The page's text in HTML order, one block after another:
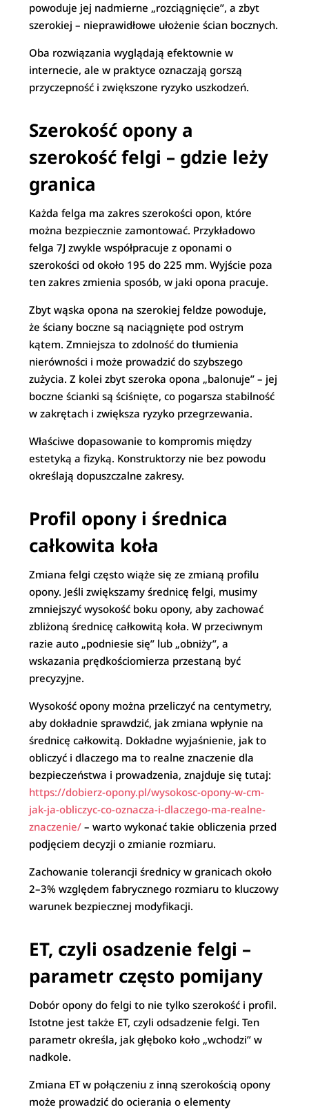
powoduje jej nadmierne „rozciągnięcie”, a zbyt
szerokiej – nieprawidłowe ułożenie ścian bocznych.
Oba rozwiązania wyglądają efektownie w
internecie, ale w praktyce oznaczają gorszą
przyczepność i zwiększone ryzyko uszkodzeń.
Szerokość opony a
szerokość felgi – gdzie leży
granica
Każda felga ma zakres szerokości opon, które
można bezpiecznie zamontować. Przykładowo
felga 7J zwykle współpracuje z oponami o
szerokości od około 195 do 225 mm. Wyjście poza
ten zakres zmienia sposób, w jaki opona pracuje.
Zbyt wąska opona na szerokiej feldze powoduje,
że ściany boczne są naciągnięte pod ostrym
kątem. Zmniejsza to zdolność do tłumienia
nierówności i może prowadzić do szybszego
zużycia. Z kolei zbyt szeroka opona „balonuje” – jej
boczne ścianki są ściśnięte, co pogarsza stabilność
w zakrętach i zwiększa ryzyko przegrzewania.
Właściwe dopasowanie to kompromis między
estetyką a fizyką. Konstruktorzy nie bez powodu
określają dopuszczalne zakresy.
Profil opony i średnica
całkowita koła
Zmiana felgi często wiąże się ze zmianą profilu
opony. Jeśli zwiększamy średnicę felgi, musimy
zmniejszyć wysokość boku opony, aby zachować
zbliżoną średnicę całkowitą koła. W przeciwnym
razie auto „podniesie się” lub „obniży”, a
wskazania prędkościomierza przestaną być
precyzyjne.
Wysokość opony można przeliczyć na centymetry,
aby dokładnie sprawdzić, jak zmiana wpłynie na
średnicę całkowitą. Dokładne wyjaśnienie, jak to
obliczyć i dlaczego ma to realne znaczenie dla
bezpieczeństwa i prowadzenia, znajduje się tutaj:
https://dobierz-opony.pl/wysokosc-opony-w-cm-
jak-ja-obliczyc-co-oznacza-i-dlaczego-ma-realne-
znaczenie/ – warto wykonać takie obliczenia przed
podjęciem decyzji o zmianie rozmiaru.
Zachowanie tolerancji średnicy w granicach około
2–3% względem fabrycznego rozmiaru to kluczowy
warunek bezpiecznej modyfikacji.
ET, czyli osadzenie felgi –
parametr często pomijany
Dobór opony do felgi to nie tylko szerokość i profil.
Istotne jest także ET, czyli odsadzenie felgi. Ten
parametr określa, jak głęboko koło „wchodzi” w
nadkole.
Zmiana ET w połączeniu z inną szerokością opony
może prowadzić do ocierania o elementy